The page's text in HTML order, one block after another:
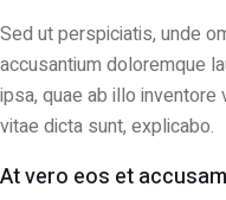
Sed ut perspiciatis, unde
accusantium doloremque
ipsa, quae ab illo
vitae dicta sunt, explicabo.
At vero eos et accusam